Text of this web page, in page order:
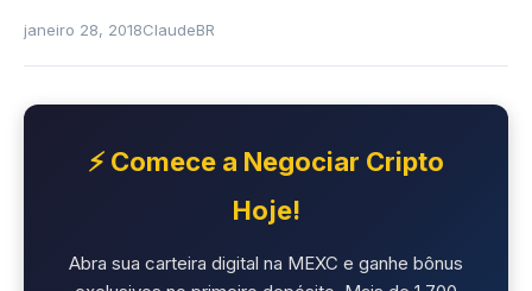
janeiro 28, 2018ClaudeBR
⚡ Comece a Negociar Cripto
Hoje!
Abra sua carteira digital na MEXC e ganhe bônus